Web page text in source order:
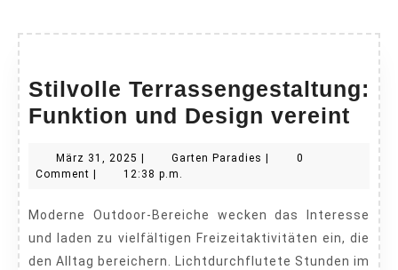
Stilvolle Terrassengestaltung:
Funktion und Design vereint
und
März 31, 2025 März
31,
Garten Paradies Garten0
Comment
12:38 p.m.
Moderne Outdoor-Bereiche wecken das Interesse
und laden zu vielfältigen Freizeitaktivitäten ein, die
den Alltag bereichern. Lichtdurchflutete Stunden im